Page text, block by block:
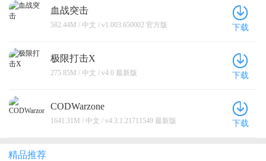
血战突击
582.44M / 中文 / v1.003.650002 官方版 下载
极限打击X
275.85M / 中文 / v4.0 最新版 下载
CODWarzone
1641.31M / 中文 / v4.3.1.21711549 最新版 下载
精品推荐